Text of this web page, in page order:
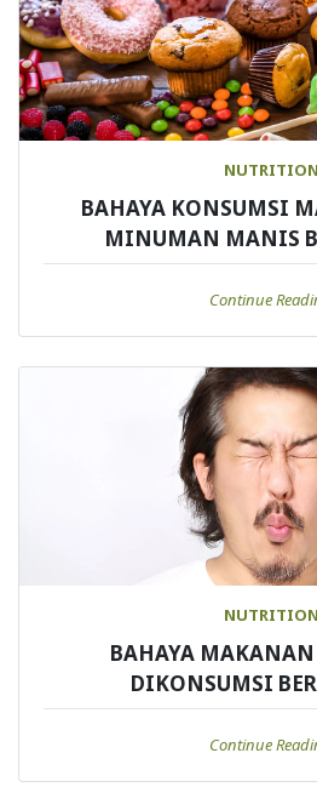
NUTRITION
BAHAYA KONSUMSI
MINUMAN MANIS
Continue
NUTRITION
BAHAYA
DIKONSUMSI
Continue